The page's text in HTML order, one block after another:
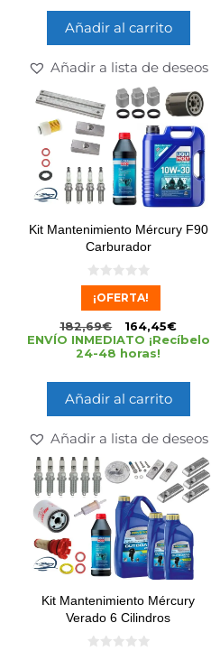
Añadir al carrito
Añadir a lista de deseos
Kit Mantenimiento Mércury F90
Carburador
0
e
5
¡OFERTA!
182,69€ 164,45€
ENVÍO INMEDIATO ¡Recíbelo
24-48 horas!
Añadir al carrito
Añadir a lista de deseos
Kit Mantenimiento Mércury
Verado 6 Cilindros